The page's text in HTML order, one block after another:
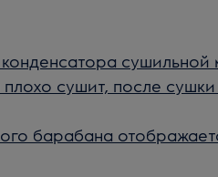
сушит, после сушки
барабана